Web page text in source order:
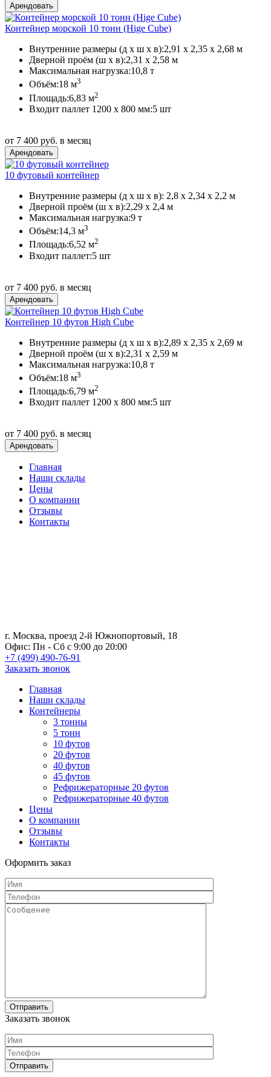
Контейнер морской 10 тонн (Hige Сube)
Внутренние размеры (д х ш х в):2,91 х 2,35 х 2,68 м
Дверной проём (ш х в):2,31 х 2,58 м
Максимальная нагрузка:10,8 т
Объём:18 м3
Площадь:6,83 м2
Входит паллет 1200 х 800 мм:5 шт
от 7 400 руб. в месяц
10 футовый контейнер
Внутренние размеры (д х ш х в): 2,8 х 2,34 х 2,2 м
Дверной проём (ш х в):2,29 х 2,4 м
Максимальная нагрузка:9 т
Объём:14,3 м3
Площадь:6,52 м2
Входит паллет:5 шт
от 7 400 руб. в месяц
Контейнер 10 футов High Cube
Внутренние размеры (д х ш х в):2,89 х 2,35 х 2,69 м
Дверной проём (ш х в):2,31 х 2,59 м
Максимальная нагрузка:10,8 т
Объём:18 м3
Площадь:6,79 м2
Входит паллет 1200 х 800 мм:5 шт
от 7 400 руб. в месяц
Главная
Наши склады
Цены
О компании
Отзывы
Контакты
г. Москва, проезд 2-й Южнопортовый, 18
Офис: Пн - Сб с 9:00 до 20:00
+7 (499) 490-76-91
Заказать звонок
Главная
Наши склады
Контейнеры
3 тонны
5 тонн
10 футов
20 футов
40 футов
45 футов
Рефрижераторные 20 футов
Рефрижераторные 40 футов
Цены
О компании
Отзывы
Контакты
Оформить заказ
Заказать звонок